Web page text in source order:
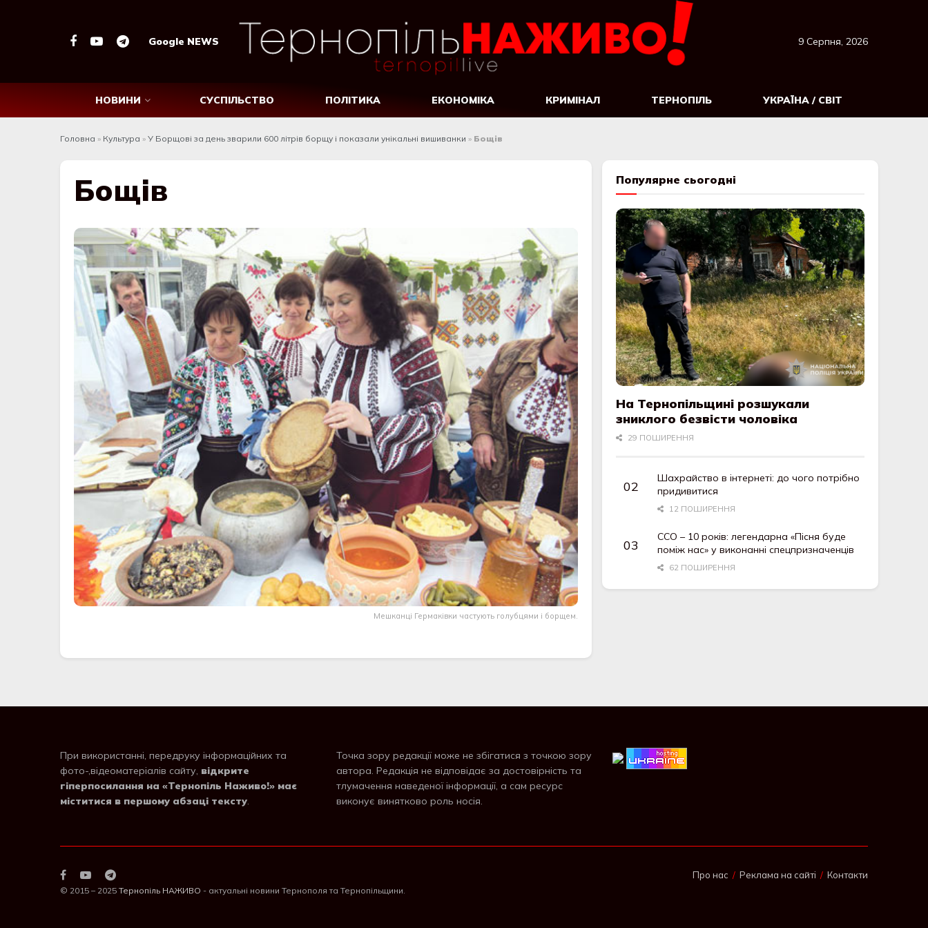
Google NEWS 9 Серпня, 2026
НОВИНИ СУСПІЛЬСТВО ПОЛІТИКА ЕКОНОМІКА КРИМІНАЛ ТЕРНОПІЛЬ УКРАЇНА / СВІТ
Головна » Культура » У Борщові за день зварили 600 літрів борщу і показали унікальні вишиванки » Бощів
Бощів
Мешканці Гермаківки частують голубцями і борщем.
Популярне сьогодні
На Тернопільщині розшукали
зниклого безвісти чоловіка
29 ПОШИРЕННЯ
Шахрайство в інтернеті: до чого потрібно
придивитися
12 ПОШИРЕННЯ
ССО – 10 років: легендарна «Пісня буде
поміж нас» у виконанні спецпризначенців
62 ПОШИРЕННЯ
При використанні, передруку інформаційних та
фото-,відеоматеріалів сайту, відкрите
гіперпосилання на «Тернопіль Наживо!» має
міститися в першому абзаці тексту
Точка зору редакції може не збігатися з точкою зору
автора. Редакція не відповідає за достовірність та
тлумачення наведеної інформації, а сам ресурс
виконує винятково роль носія.
Про нас Реклама на сайті Контакти
© 2015 – 2025 Тернопіль НАЖИВО - актуальні новини Тернополя та Тернопільщини.